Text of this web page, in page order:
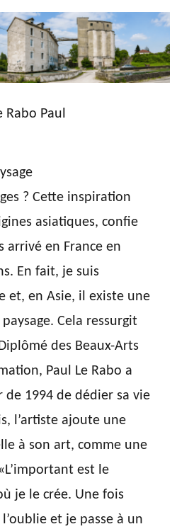
Rabo Paul
? Cette inspiration
asiatiques, confie
arrivé en France en
En fait, je suis
et, en Asie, il existe une
Cela ressurgit
des Beaux-Arts
Paul Le Rabo a
1994 de dédier sa vie
l’artiste ajoute une
à son art, comme une
est le
je le crée. Une fois
et je passe à un